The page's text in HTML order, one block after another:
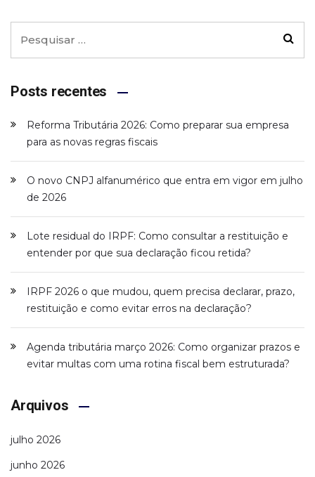
Posts recentes
Reforma Tributária 2026: Como preparar sua empresa
para as novas regras fiscais
O novo CNPJ alfanumérico que entra em vigor em julho
de 2026
Lote residual do IRPF: Como consultar a restituição e
entender por que sua declaração ficou retida?
IRPF 2026 o que mudou, quem precisa declarar, prazo,
restituição e como evitar erros na declaração?
Agenda tributária março 2026: Como organizar prazos e
evitar multas com uma rotina fiscal bem estruturada?
Arquivos
julho 2026
junho 2026